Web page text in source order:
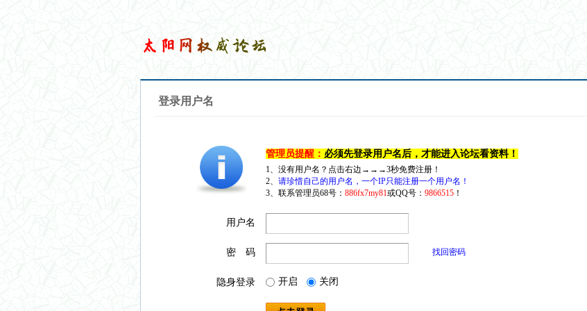
登录用户名
管理员提醒： 必须先登录用户名后，才能进入论坛看资料！
1、没有用户名？点击右边→→→3秒免费注册！
2、 请珍惜自己的用户名，一个IP只能注册一个用户名！
3、联系管理员68号： 886fx7my81或QQ号： 9866515！
用户名
密 码 找回密码
隐身登录 开启 关闭